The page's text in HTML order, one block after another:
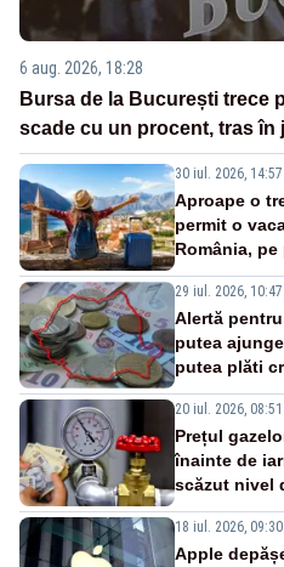
6 aug. 2026, 18:28
Bursa de la București trece
scade cu un procent, tras în
30 iul. 2026, 14:57
Aproape o
permit o
România,
29 iul. 2026, 10:47
Alertă
putea
putea plăti
20 iul. 2026, 08:51
Prețul
înainte de
scăzut nivel
18 iul. 2026, 09:30
Apple